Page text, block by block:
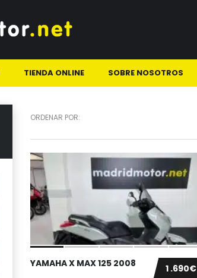
TIENDA ONLINE SOBRE NOSOTROS
ORDENAR POR:
1 .690€
YAMAHA X MAX 125 2008